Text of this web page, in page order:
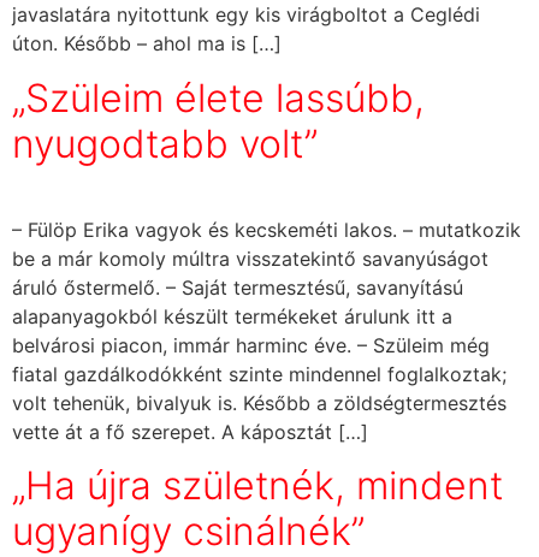
javaslatára nyitottunk egy kis virágboltot a Ceglédi
úton. Később – ahol ma is […]
„Szüleim élete lassúbb,
nyugodtabb volt”
– Fülöp Erika vagyok és kecskeméti lakos. – mutatkozik
be a már komoly múltra visszatekintő savanyúságot
áruló őstermelő. – Saját termesztésű, savanyítású
alapanyagokból készült termékeket árulunk itt a
belvárosi piacon, immár harminc éve. – Szüleim még
fiatal gazdálkodókként szinte mindennel foglalkoztak;
volt tehenük, bivalyuk is. Később a zöldségtermesztés
vette át a fő szerepet. A káposztát […]
„Ha újra születnék, mindent
ugyanígy csinálnék”